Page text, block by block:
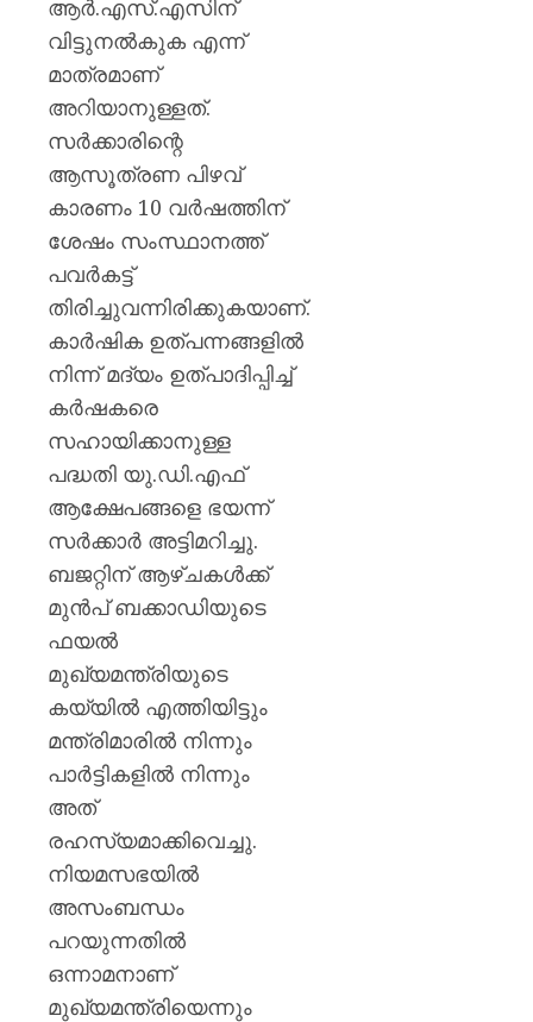
ആർ.എസ്.എസിന്
വിട്ടുനൽകുക എന്ന്
മാത്രമാണ്
അറിയാനുള്ളത്.
സർക്കാരിന്റെ
ആസൂത്രണ പിഴവ്
കാരണം 10 വർഷത്തിന്
ശേഷം സംസ്ഥാനത്ത്
പവർകട്ട്
തിരിച്ചുവന്നിരിക്കുകയാണ്.
കാർഷിക ഉത്പന്നങ്ങളിൽ
നിന്ന് മദ്യം ഉത്പാദിപ്പിച്ച്
കർഷകരെ
സഹായിക്കാനുള്ള
പദ്ധതി യു.ഡി.എഫ്
ആക്ഷേപങ്ങളെ ഭയന്ന്
സർക്കാർ അട്ടിമറിച്ചു.
ബജറ്റിന് ആഴ്ചകൾക്ക്
മുൻപ് ബക്കാഡിയുടെ
ഫയൽ
മുഖ്യമന്ത്രിയുടെ
കയ്യിൽ എത്തിയിട്ടും
മന്ത്രിമാരിൽ നിന്നും
പാർട്ടികളിൽ നിന്നും
അത്
രഹസ്യമാക്കിവെച്ചു.
നിയമസഭയിൽ
അസംബന്ധം
പറയുന്നതിൽ
ഒന്നാമനാണ്
മുഖ്യമന്ത്രിയെന്നും